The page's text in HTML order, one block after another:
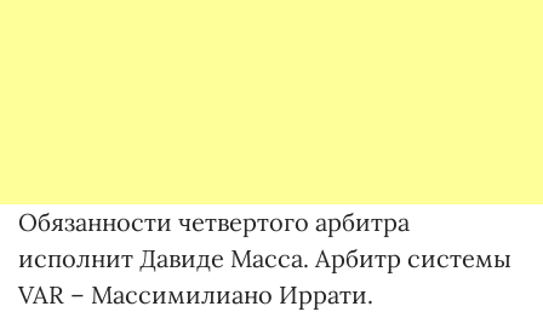
Обязанности четвертого арбитра
исполнит Давиде Масса. Арбитр системы
VAR – Массимилиано Иррати.